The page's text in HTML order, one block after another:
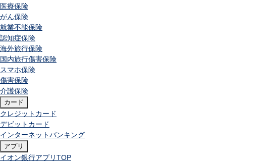
医療保険
がん保険
就業不能保険
認知症保険
海外旅行保険
国内旅行傷害保険
スマホ保険
傷害保険
介護保険
カード
クレジットカード
デビットカード
インターネットバンキング
アプリ
イオン銀行アプリTOP